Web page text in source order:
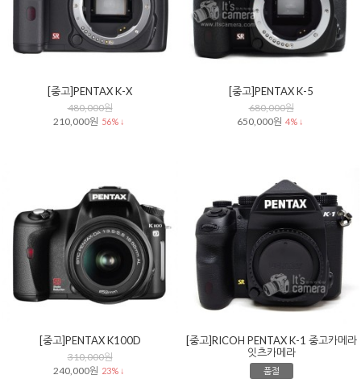
[중고]PENTAX K-X
480,000원
210,000원 56% ↓
[중고]PENTAX K-5
680,000원
650,000원 4% ↓
[중고]PENTAX K100D
310,000원
240,000원 23% ↓
[중고]RICOH PENTAX K-1 중고카메라
잇츠카메라
품절